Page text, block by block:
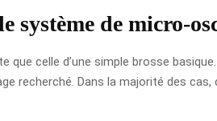
système de micro-
que celle d’une simple brosse
recherché. Dans la majorité des cas,